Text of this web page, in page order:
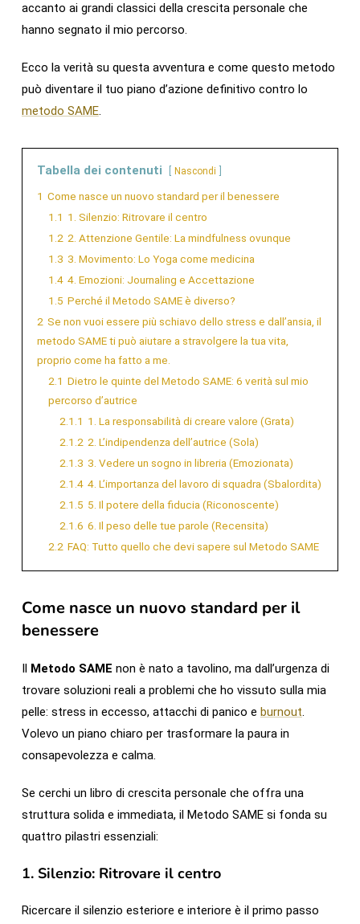
accanto ai grandi classici della crescita personale che
hanno segnato il mio percorso.
Ecco la verità su questa avventura e come questo metodo
può diventare il tuo piano d’azione definitivo contro lo
metodo SAME.
Tabella dei contenuti Nascondi
1 Come nasce un nuovo standard per il benessere
1.1 1. Silenzio: Ritrovare il centro
1.2 2. Attenzione Gentile: La mindfulness ovunque
1.3 3. Movimento: Lo Yoga come medicina
1.4 4. Emozioni: Journaling e Accettazione
1.5 Perché il Metodo SAME è diverso?
2 Se non vuoi essere più schiavo dello stress e dall’ansia, il
metodo SAME ti può aiutare a stravolgere la tua vita,
proprio come ha fatto a me.
2.1 Dietro le quinte del Metodo SAME: 6 verità sul mio
percorso d’autrice
2.1.1 1. La responsabilità di creare valore (Grata)
2.1.2 2. L’indipendenza dell’autrice (Sola)
2.1.3 3. Vedere un sogno in libreria (Emozionata)
2.1.4 4. L’importanza del lavoro di squadra (Sbalordita)
2.1.5 5. Il potere della fiducia (Riconoscente)
2.1.6 6. Il peso delle tue parole (Recensita)
2.2 FAQ: Tutto quello che devi sapere sul Metodo SAME
Come nasce un nuovo standard per il
benessere
Il Metodo SAME non è nato a tavolino, ma dall’urgenza di
trovare soluzioni reali a problemi che ho vissuto sulla mia
pelle: stress in eccesso, attacchi di panico e burnout.
Volevo un piano chiaro per trasformare la paura in
consapevolezza e calma.
Se cerchi un libro di crescita personale che offra una
struttura solida e immediata, il Metodo SAME si fonda su
quattro pilastri essenziali:
1. Silenzio: Ritrovare il centro
Ricercare il silenzio esteriore e interiore è il primo passo